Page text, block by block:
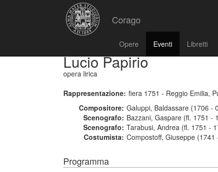
Corago
Opere Eventi Libretti
Lucio Papirio
opera lirica
Rappresentazione: fiera 1751 - Reggio Emilia,
Compositore: Galuppi, Baldassare (1706 -
Scenografo: Bazzani, Gaspare (fl. 1751 -
Scenografo: Tarabusi, Andrea (fl. 1751 -
Costumista: Compostoff, Giuseppe (1741
Programma